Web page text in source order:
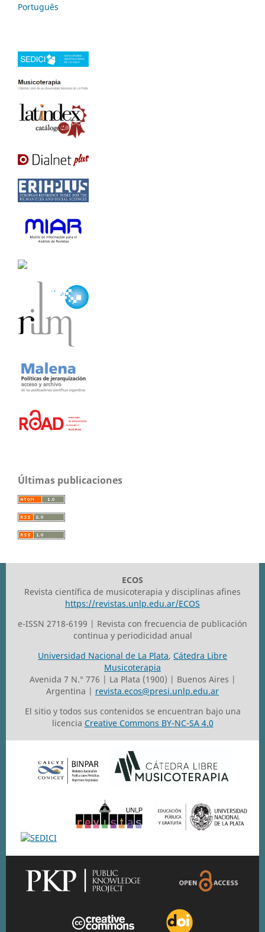
Português
Últimas publicaciones
ECOS
Revista científica de musicoterapia y disciplinas afines
https://revistas.unlp.edu.ar/ECOS
e-ISSN 2718-6199 | Revista con frecuencia de publicación
continua y periodicidad anual
Universidad Nacional de La Plata, Cátedra Libre
Musicoterapia
Avenida 7 N.° 776 | La Plata (1900) | Buenos Aires |
Argentina | revista.ecos@presi.unlp.edu.ar
El sitio y todos sus contenidos se encuentran bajo una
licencia Creative Commons BY-NC-SA 4.0